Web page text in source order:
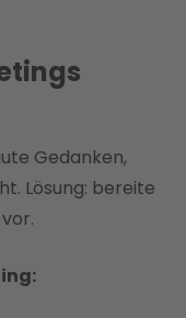
Gedanken,
Lösung: bereite